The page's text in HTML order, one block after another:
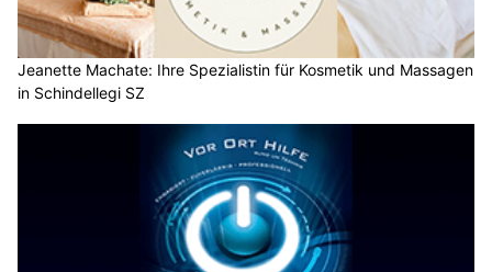
Jeanette Machate: Ihre Spezialistin für Kosmetik und Massagen
in Schindellegi SZ